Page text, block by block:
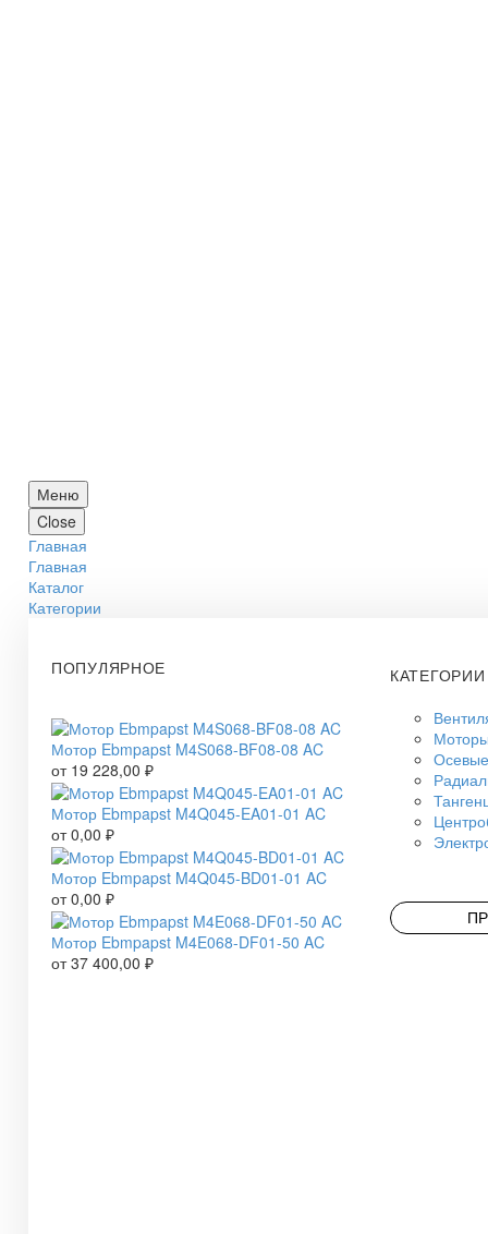
Меню
Close
Главная
Главная
Каталог
Категории
ПОПУЛЯРНОЕ
Мотор Ebmpapst M4S068-BF08-08 AC
от 19 228,00 ₽
Мотор Ebmpapst M4Q045-EA01-01 AC
от0,00 ₽
Мотор Ebmpapst M4Q045-BD01-01 AC
от0,00 ₽
Мотор Ebmpapst M4E068-DF01-50 AC
от37 400,00 ₽
КАТЕГОРИИ